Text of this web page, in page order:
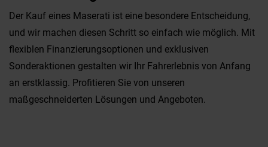
Der Kauf eines Maserati ist eine besondere Entscheidung,
und wir machen diesen Schritt so einfach wie möglich. Mit
flexiblen Finanzierungsoptionen und exklusiven
Sonderaktionen gestalten wir Ihr Fahrerlebnis von Anfang
an erstklassig. Profitieren Sie von unseren
maßgeschneiderten Lösungen und Angeboten.